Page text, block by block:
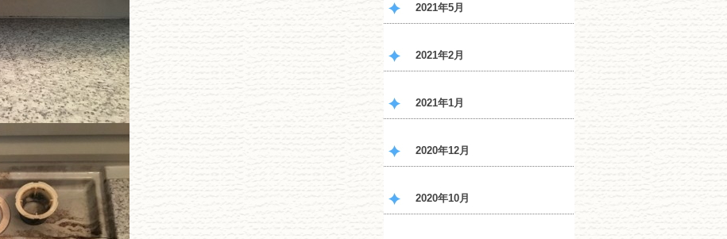
2021年5月
2021年2月
2021年1月
2020年12月
2020年10月